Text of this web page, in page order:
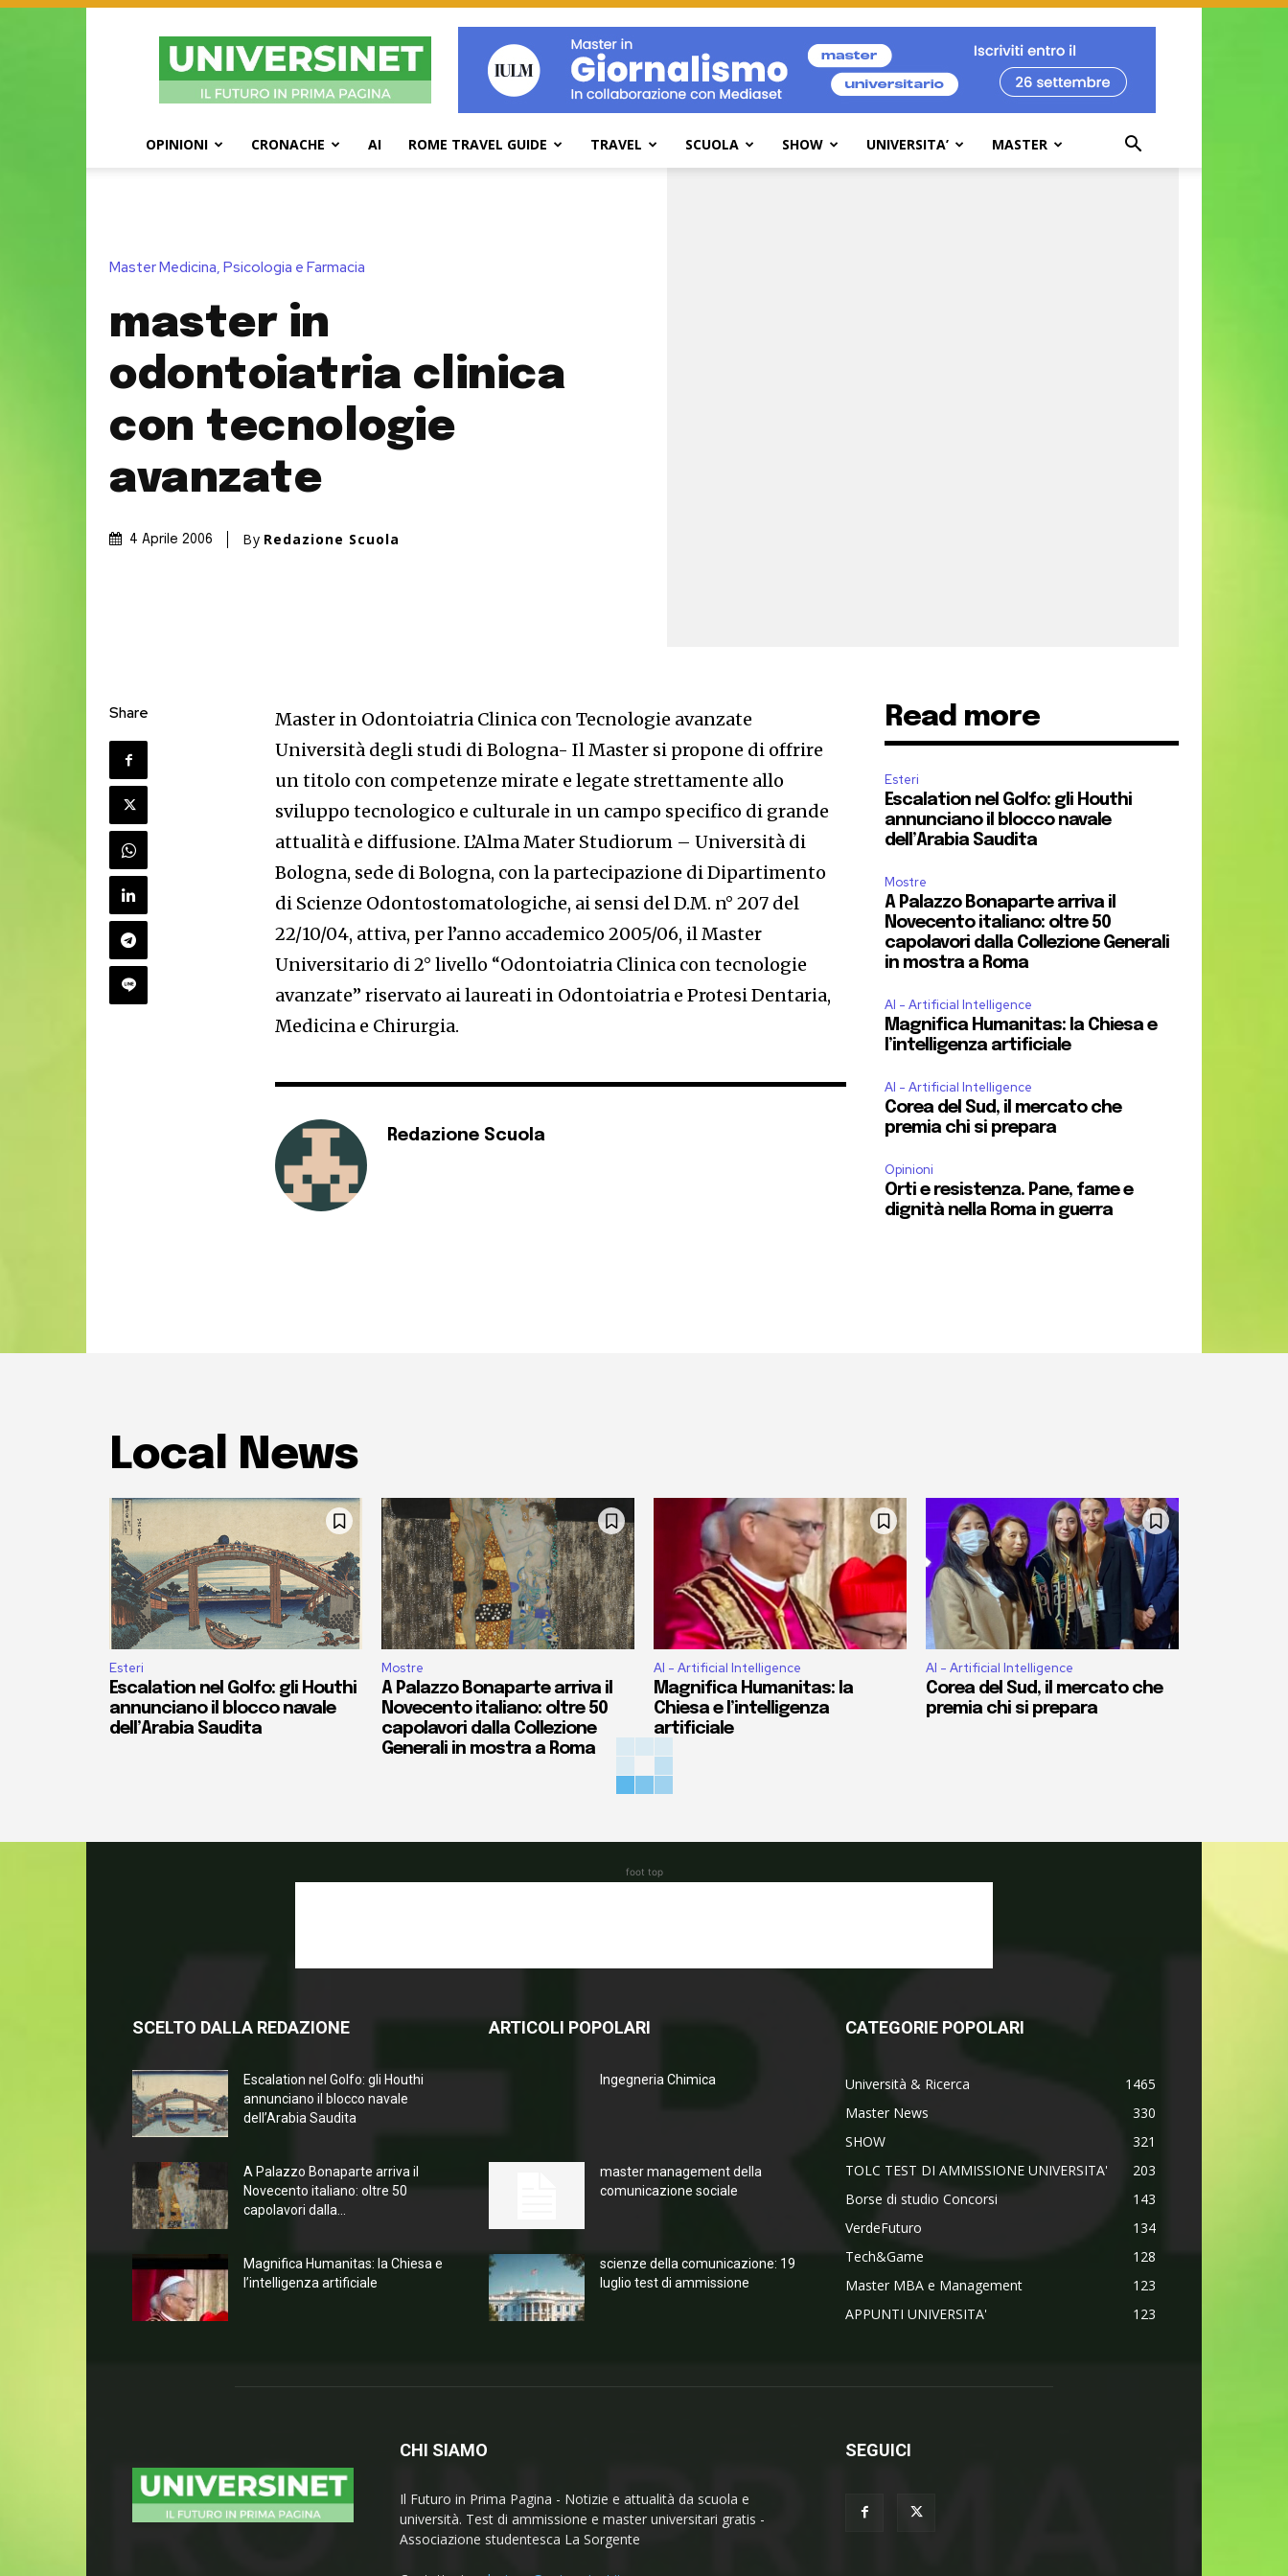
UniversiNet
Magazine
OPINIONI CRONACHE AI ROME TRAVEL GUIDE TRAVEL SCUOLA SHOW UNIVERSITA’ MASTER
Master Medicina, Psicologia e Farmacia
master in
odontoiatria clinica
con tecnologie
avanzate
4 Aprile 2006 By Redazione Scuola
Share
Master in Odontoiatria Clinica con Tecnologie avanzate
Università degli studi di Bologna- Il Master si propone di offrire
un titolo con competenze mirate e legate strettamente allo
sviluppo tecnologico e culturale in un campo specifico di grande
attualità e diffusione. L’Alma Mater Studiorum – Università di
Bologna, sede di Bologna, con la partecipazione di Dipartimento
di Scienze Odontostomatologiche, ai sensi del D.M. n° 207 del
22/10/04, attiva, per l’anno accademico 2005/06, il Master
Universitario di 2° livello “Odontoiatria Clinica con tecnologie
avanzate” riservato ai laureati in Odontoiatria e Protesi Dentaria,
Medicina e Chirurgia.
Redazione Scuola
Read more
Esteri
Escalation nel Golfo: gli Houthi
annunciano il blocco navale
dell’Arabia Saudita
Mostre
A Palazzo Bonaparte arriva il
Novecento italiano: oltre 50
capolavori dalla Collezione Generali
in mostra a Roma
AI - Artificial Intelligence
Magnifica Humanitas: la Chiesa e
l’intelligenza artificiale
AI - Artificial Intelligence
Corea del Sud, il mercato che
premia chi si prepara
Opinioni
Orti e resistenza. Pane, fame e
dignità nella Roma in guerra
Local News
Esteri
Escalation nel Golfo: gli Houthi
annunciano il blocco navale
dell’Arabia Saudita
Mostre
A Palazzo Bonaparte arriva il
Novecento italiano: oltre 50
capolavori dalla Collezione
Generali in mostra a Roma
AI - Artificial Intelligence
Magnifica Humanitas: la
Chiesa e l’intelligenza
artificiale
AI - Artificial Intelligence
Corea del Sud, il mercato che
premia chi si prepara
foot top
SCELTO DALLA REDAZIONE
Escalation nel Golfo: gli Houthi
annunciano il blocco navale
dell’Arabia Saudita
A Palazzo Bonaparte arriva il
Novecento italiano: oltre 50
capolavori dalla...
Magnifica Humanitas: la Chiesa e
l’intelligenza artificiale
ARTICOLI POPOLARI
Ingegneria Chimica
master management della
comunicazione sociale
scienze della comunicazione: 19
luglio test di ammissione
CATEGORIE POPOLARI
Università & Ricerca
1465
Master News
330
SHOW
321
TOLC TEST DI AMMISSIONE UNIVERSITA'
203
Borse di studio Concorsi
143
VerdeFuturo
134
Tech&Game
128
Master MBA e Management
123
APPUNTI UNIVERSITA'
123
CHI SIAMO
Il Futuro in Prima Pagina - Notizie e attualità da scuola e
università. Test di ammissione e master universitari gratis -
Associazione studentesca La Sorgente
SEGUICI